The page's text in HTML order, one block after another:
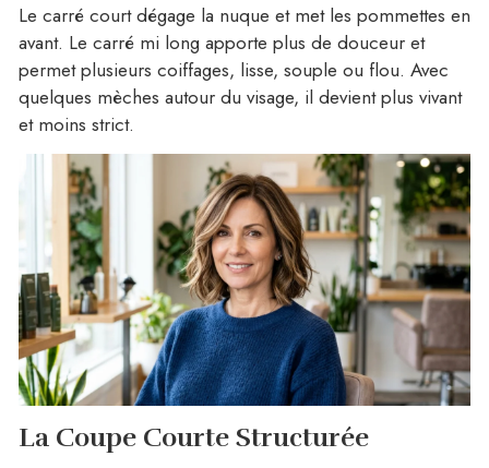
Le carré court dégage la nuque et met les pommettes en
avant. Le carré mi long apporte plus de douceur et
permet plusieurs coiffages, lisse, souple ou flou. Avec
quelques mèches autour du visage, il devient plus vivant
et moins strict.
La Coupe Courte Structurée